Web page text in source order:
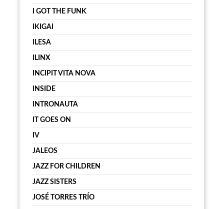
I GOT THE FUNK
IKIGAI
ILESA
ILINX
INCIPIT VITA NOVA
INSIDE
INTRONAUTA
IT GOES ON
IV
JALEOS
JAZZ FOR CHILDREN
JAZZ SISTERS
JOSÉ TORRES TRÍO